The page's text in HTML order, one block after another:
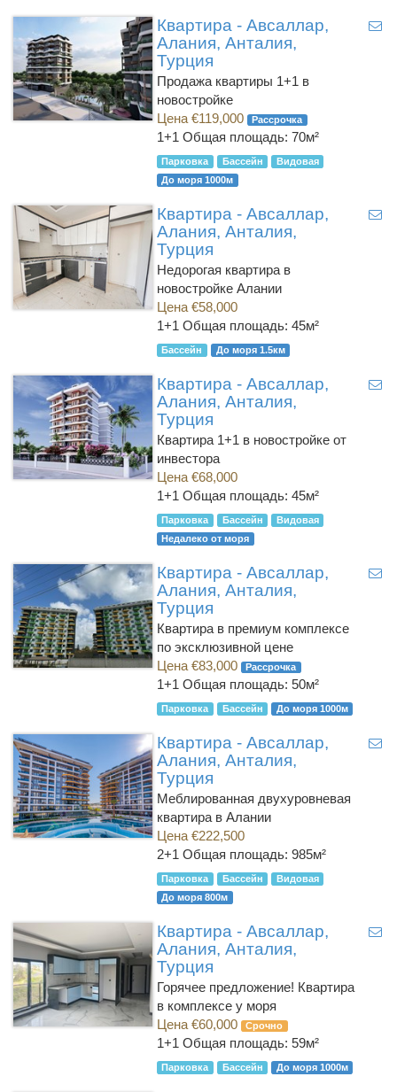
Квартира - Авсаллар,
Алания, Анталия,
Турция
Продажа квартиры 1+1 в
новостройке
Цена €119,000
Рассрочка
1+1 Общая площадь: 70м²
Парковка Бассейн
Видовая
До моря 1000м
Квартира - Авсаллар,
Алания, Анталия,
Турция
Недорогая квартира в
новостройке Алании
Цена €58,000
1+1 Общая площадь: 45м²
Бассейн До моря 1.5км
Квартира - Авсаллар,
Алания, Анталия,
Турция
Квартира 1+1 в новостройке от
инвестора
Цена €68,000
1+1 Общая площадь: 45м²
Парковка Бассейн
Видовая
Недалеко от моря
Квартира - Авсаллар,
Алания, Анталия,
Турция
Квартира в премиум комплексе
по эксклюзивной цене
Цена €83,000
Рассрочка
1+1 Общая площадь: 50м²
Парковка Бассейн До моря 1000м
Квартира - Авсаллар,
Алания, Анталия,
Турция
Меблированная двухуровневая
квартира в Алании
Цена €222,500
2+1 Общая площадь: 985м²
Парковка Бассейн
Видовая
До моря 800м
Квартира - Авсаллар,
Алания, Анталия,
Турция
Горячее предложение! Квартира
в комплексе у моря
Цена €60,000
Срочно
1+1 Общая площадь: 59м²
Парковка Бассейн До моря 1000м